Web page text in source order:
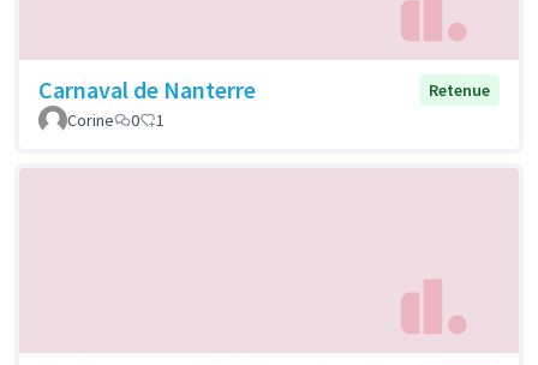
Carnaval de Nanterre
Retenue
Corine
0 1